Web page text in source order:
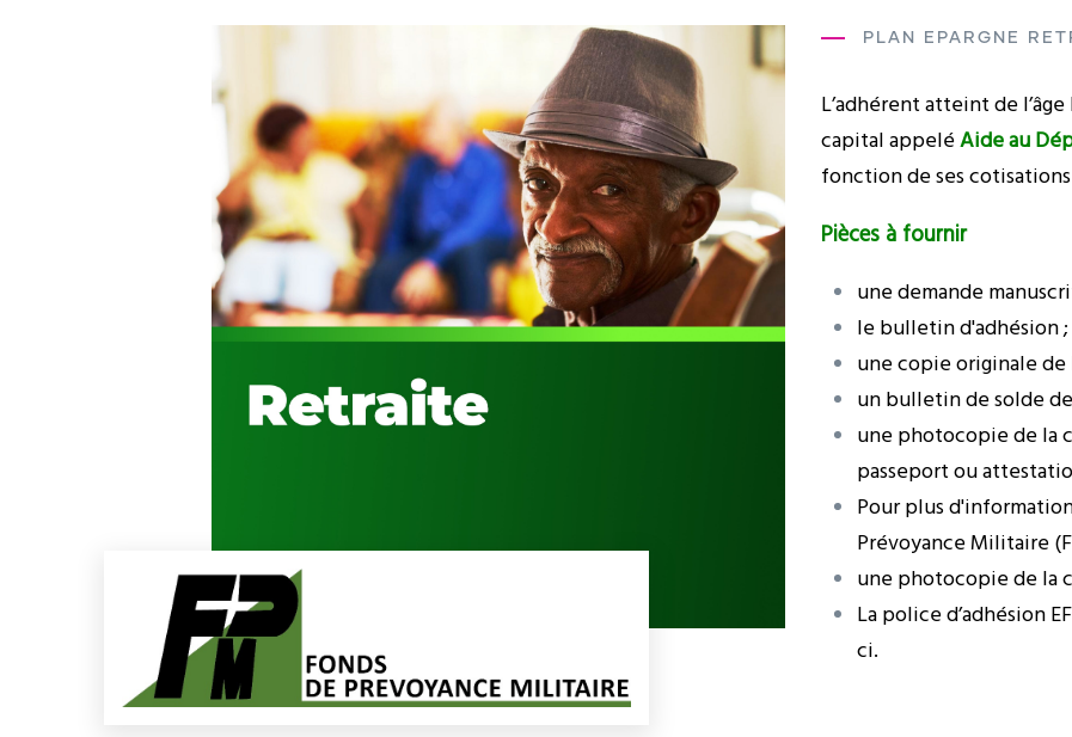
PLAN EPARGNE
L’adhérent atteint de
capital appeléAide au
fonction de ses cotisations
Pièces à fournir
une demande
le bulletin d'adhésion ;
une copie originale
un bulletin de solde
une photocopie de la
passeport ou
Pour plus
Prévoyance Militaire
une photocopie de la
La police d’adhésion
ci.